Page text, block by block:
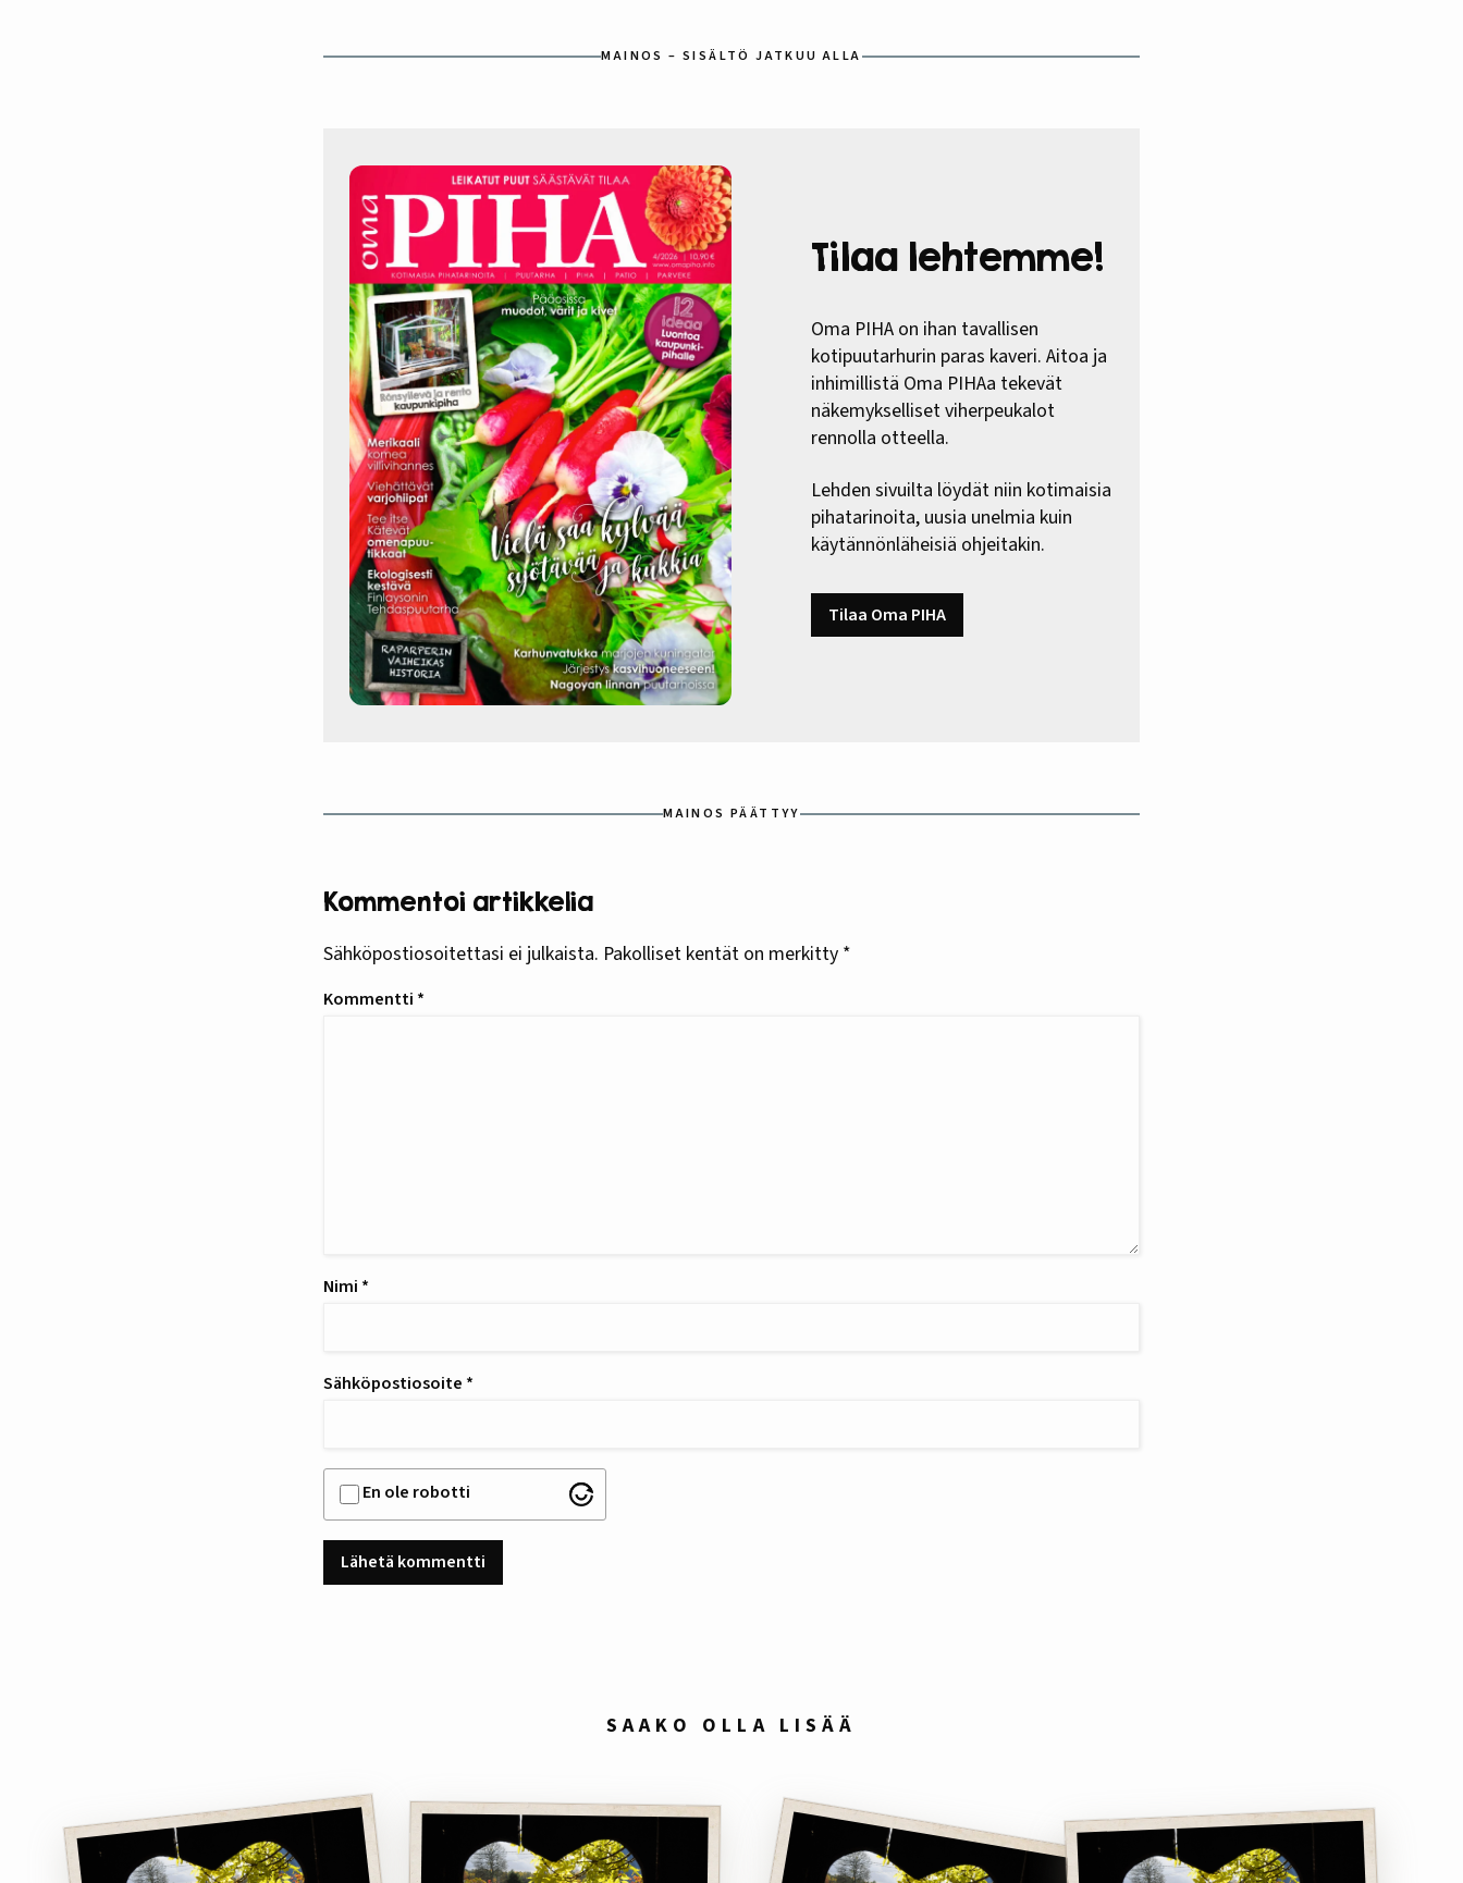
MAINOS – SISÄLTÖ JATKUU ALLA
Tilaa lehtemme!
Oma PIHA on ihan tavallisen
kotipuutarhurin paras kaveri. Aitoa ja
inhimillistä Oma PIHAa tekevät
näkemykselliset viherpeukalot
rennolla otteella.
Lehden sivuilta löydät niin kotimaisia
pihatarinoita, uusia unelmia kuin
käytännönläheisiä ohjeitakin.
Tilaa Oma PIHA
MAINOS PÄÄTTYY
Kommentoi artikkelia
Sähköpostiosoitettasi ei julkaista. Pakolliset kentät on merkitty *
Kommentti *
Nimi *
Sähköpostiosoite *
En ole robotti
SAAKO OLLA LISÄÄ